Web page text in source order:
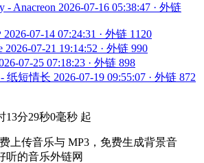
- Anacreon 2026-07-16 05:38:47 · 外链
2026-07-14 07:24:31 · 外链 1120
2026-07-21 19:14:52 · 外链 990
07-25 07:18:23 · 外链 898
纸短情长 2026-07-19 09:55:07 · 外链 872
13分29秒0毫秒 起
上传音乐与 MP3，免费生成背景音
听的音乐外链网